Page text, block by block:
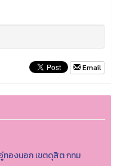
Email
ทองนอก เขตดุสิต กทม